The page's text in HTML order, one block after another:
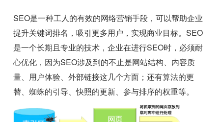
SEO是一种工人的有效的网络营销手段，可以帮助企业
提升关键词排名，吸引更多用户，实现商业目标。SEO
是一个长期且专业的技术，企业在进行SEO时，必须耐
心优化，因为SEO涉及到的不止是网站结构、内容质
量、用户体验、外部链接这几个方面；还有算法的更
替、蜘蛛的引导、快照的更新、参与排序的权重等。